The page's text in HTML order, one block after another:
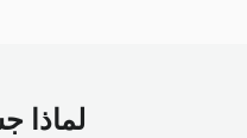
لماذا